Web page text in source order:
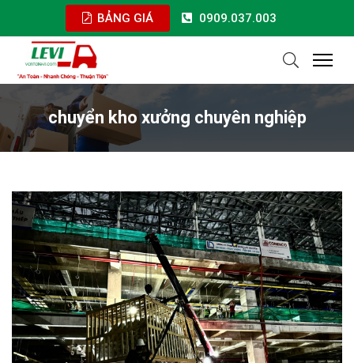
BẢNG GIÁ 0909.037.003
chuyển kho xưởng chuyên nghiệp